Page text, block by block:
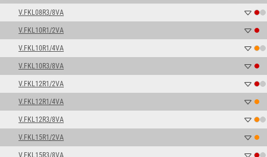
V.FKL08R3/8VA
V.FKL10R1/2VA
V.FKL10R1/4VA
V.FKL10R3/8VA
V.FKL12R1/2VA
V.FKL12R1/4VA
V.FKL12R3/8VA
V.FKL15R1/2VA
V.FKL15R3/8VA